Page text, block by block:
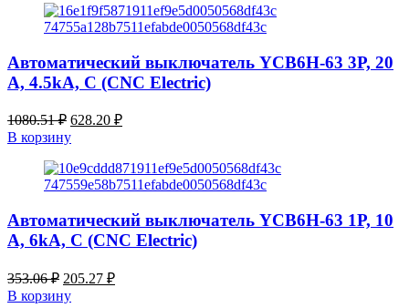
353.06 ₽.
Автоматический выключатель YCB6H-63 3P, 20
A, 4.5kA, C (CNC Electric)
1080.51₽ Первоначальная
цена
составляла
1080.51 ₽.
628.20 ₽Текущая
В корзину
Автоматический выключатель YCB6H-63 1P, 10
A, 6kA, C (CNC Electric)
353.06₽ Первоначальная
цена
205.27 ₽Текущая
В корзину